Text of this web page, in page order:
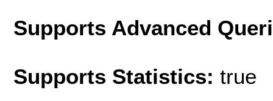
Supports Advanced
Supports Statistics: true